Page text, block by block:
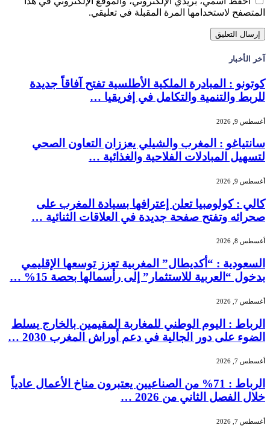
المتصفح لاستخدامها المرة المقبلة في تعليقي.
آخر الأخبار
كوتونو : المبادرة الملكية الأطلسية تفتح آفاقاً جديدة
للربط والتنمية والتكامل في إفريقيا …
أغسطس 9, 2026
سانتياغو : المغرب والشيلي يعززان التعاون الصحي
لتسهيل المبادلات الفلاحية والغذائية …
أغسطس 9, 2026
كالي : كولومبيا تعلن إعترافها بسيادة المغرب على
صحرائه وتفتح صفحة جديدة في العلاقات الثنائية …
أغسطس 8, 2026
السعودية : “أكديطال” المغربية تعزز توسعها الإقليمي
بدخول “العربية للاستثمار” إلى رأسمالها بحصة 15% …
أغسطس 7, 2026
الرباط : اليوم الوطني للمغاربة المقيمين بالخارج يسلط
الضوء على دور الجالية في دعم أوراش المغرب 2030 …
أغسطس 7, 2026
الرباط : 71% من الصناعيين يعتبرون مناخ الأعمال عادياً
خلال الفصل الثاني من 2026 …
أغسطس 7, 2026